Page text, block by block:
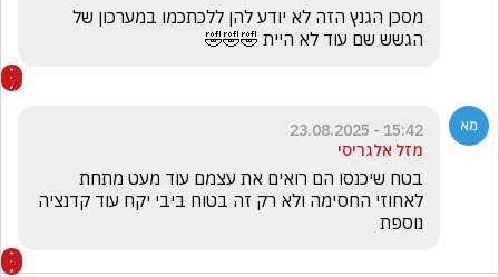
הגשש שם עוד לא היית 🤣🤣🤣
15:42 - 23.08.2025
מזל אלגריסי
נוספת